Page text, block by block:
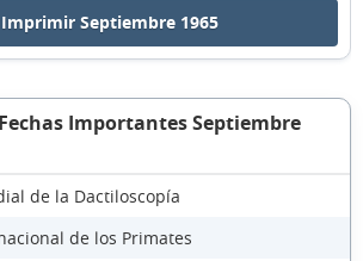
Imprimir Septiembre 1965
Importantes Septiembre
de la Dactiloscopía
de los Primates